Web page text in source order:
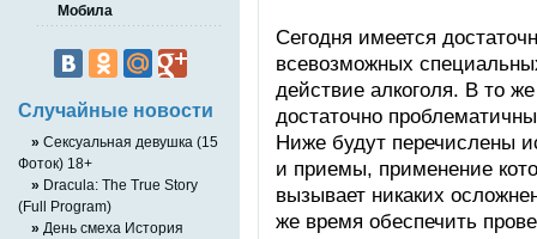
Сегодня имеется
всевозможных
действие алкоголя. В то
достаточно
Ниже будут перечислены
и приемы, применение
вызывает никаких
же время обеспечить
Мобила
Случайные новости
» Сексуальная девушка (15
Фоток) 18+
» Dracula: The True Story
(Full Program)
» День смеха История